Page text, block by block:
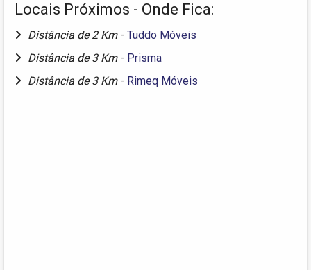
Locais Próximos - Onde Fica:
Distância de 2 Km - Tuddo Móveis
Distância de 3 Km - Prisma
Distância de 3 Km - Rimeq Móveis